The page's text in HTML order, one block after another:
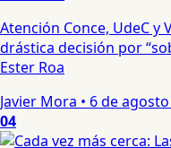
Atención Conce, UdeC y
drástica decisión por
Ester Roa
Javier Mora • 6 de
04